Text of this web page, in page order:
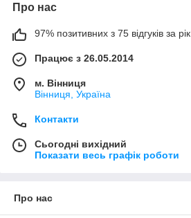
Про нас
97% позитивних з 75 відгуків за рік
Працює з 26.05.2014
м. Вінниця
Вінниця, Україна
Контакти
Сьогодні вихідний
Показати весь графік роботи
Про нас